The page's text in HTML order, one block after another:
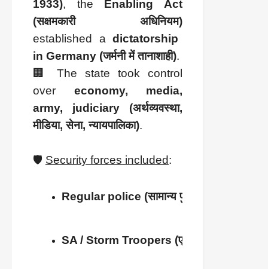
1933), the Enabling Act
(सक्षमकारी अधिनियम)
established adictatorship
in Germany (जर्मनी में तानाशाही).
🏢 The state took control
over economy, media,
army, judiciary (अर्थव्यवस्था,
मीडिया, सेना, न्यायपालिका).
🛡️ Security forces included:
Regular police (सामान्य पुलिस)
SA / Storm Troopers (एसए / तूफ़ानी सैनिक)